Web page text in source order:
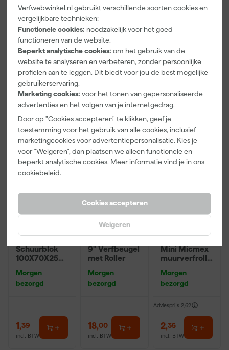
Verfwebwinkel.nl gebruikt verschillende soorten cookies en
vergelijkbare technieken:
Functionele cookies: noodzakelijk voor het goed
functioneren van de website.
Beperkt analytische cookies: om het gebruik van de
website te analyseren en verbeteren, zonder persoonlijke
profielen aan te leggen. Dit biedt voor jou de best mogelijke
gebruikerservaring.
Marketing cookies: voor het tonen van gepersonaliseerde
advertenties en het volgen van je internetgedrag.
Door op "Cookies accepteren" te klikken, geef je
toestemming voor het gebruik van alle cookies, inclusief
marketingcookies voor advertentiepersonalisatie. Kies je
voor "Weigeren", dan plaatsen we alleen functionele en
beperkt analytische cookies. Meer informatie vind je in ons
cookiebeleid.
Cookies accepteren
Weigeren
Paintura
Lucamax
Washi tape -
50mx24mm
Morgen
bezorgd
Adviesprijs 6,00
3,99
Farrow & Ball
F&B
Kleurenwaaie
r
Morgen
bezorgd
22,
And Go
Verfbak -
0,5L + 5
Inzetbakken
Morgen
bezorgd
3,
Schuurblok
100X70X25m
P220
Morgen
bezorgd
1,39
incl. BTW
9" Verfbeugel
met Roller
Morgen
bezorgd
18,00
incl. BTW
Mini Micmex
muurverfrolle
Morgen
bezorgd
Adviesprijs 2,62
2,35
incl. BTW